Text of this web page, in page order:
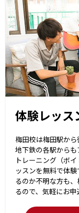
体験レッス
梅田校は梅田駅か
地下鉄の各駅から
トレーニング（ボ
ッスンを無料で体
るのか不明な方も
るので、気軽にお申